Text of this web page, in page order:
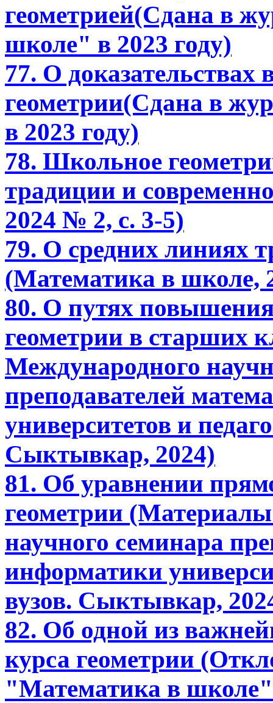
геометрией(Сдана в
школе" в 2023 году)
77. О
геометрии(Сдана в
в 2023 году)
78. Школьное
традиции и
2024 № 2, с. 3-5)
79. О средних линиях
(Математика в школе,
80. О путях повышения
геометрии в старших
Международного
преподавателей
университетов и
Сыктывкар, 2024)
81. Об уравнении
геометрии
научного семинара
информатики
вузов. Сыктывкар,
82. Об одной из
курса геометрии
"Математика в школе"